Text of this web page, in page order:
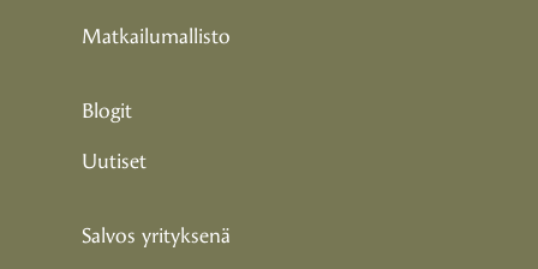
Matkailumallisto
Blogit
Uutiset
Salvos yrityksenä